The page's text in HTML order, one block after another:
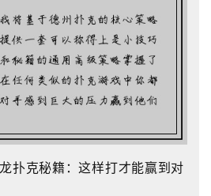
扑克秘籍：这样打才能赢到对